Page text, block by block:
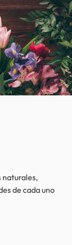
naturales,
de cada uno